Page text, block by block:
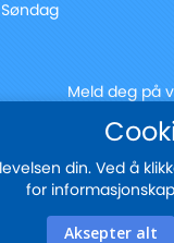
Meld deg på
Registrer
for
vårt
nyhetsbrev:
din. Ved å
for
Aksepter alt